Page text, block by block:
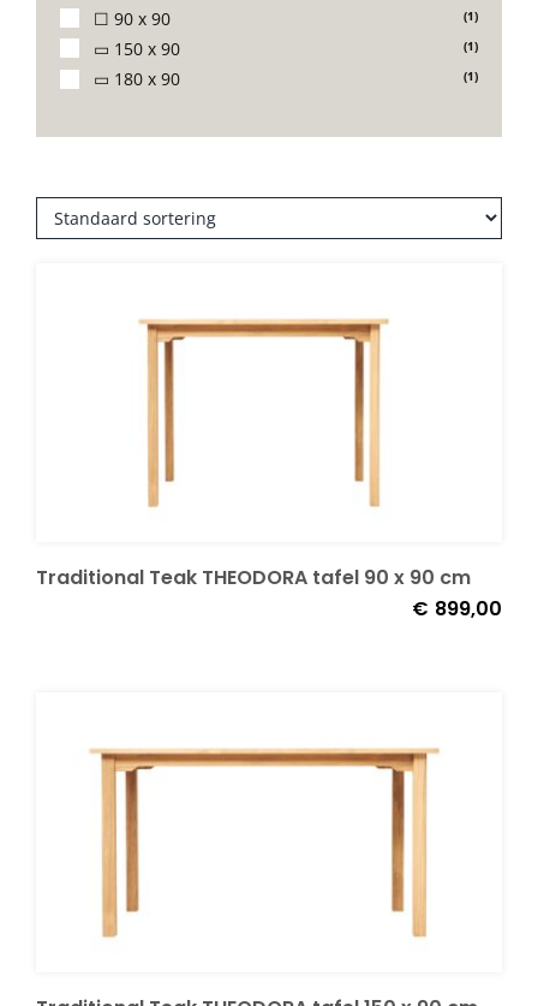
Buitenkleden
Tuinkussens
Beschermhoezen
☐ 90 x 90
(1)
▭ 150 x 90 (1)
▭ 180 x 90 (1)
Traditional Teak THEODORA tafel 90 x 90 cm
€ 899,00